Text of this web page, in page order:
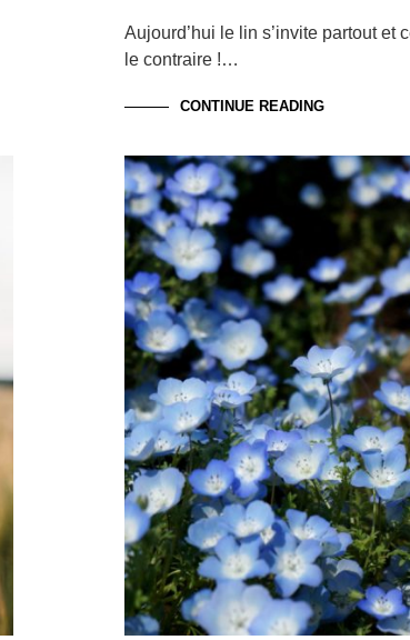
Aujourd’hui le lin s’invite partout et
le contraire !…
CONTINUE READING